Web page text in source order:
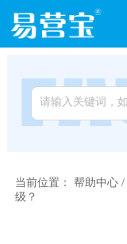
当前位置： 帮助中心/
级？